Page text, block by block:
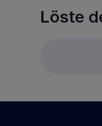
Löste